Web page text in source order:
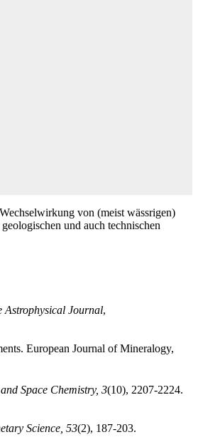
von (meist wässrigen)
und auch technischen
Astrophysical Journal,
European Journal of Mineralogy,
Space Chemistry, 3(10), 2207-2224.
Science, 53(2), 187-203.